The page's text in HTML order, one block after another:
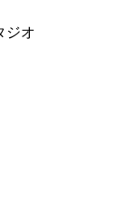
ジオ